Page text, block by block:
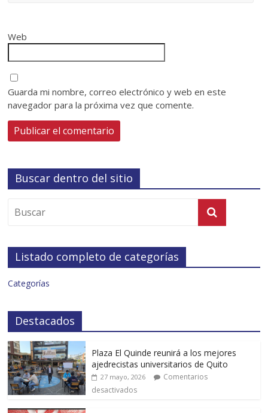
Web
Guarda mi nombre, correo electrónico y web en este
navegador para la próxima vez que comente.
Buscar dentro del sitio
Listado completo de categorías
Categorías
Destacados
Plaza El Quinde reunirá a los mejores
ajedrecistas universitarios de Quito
27 mayo, 2026
Comentarios
desactivados